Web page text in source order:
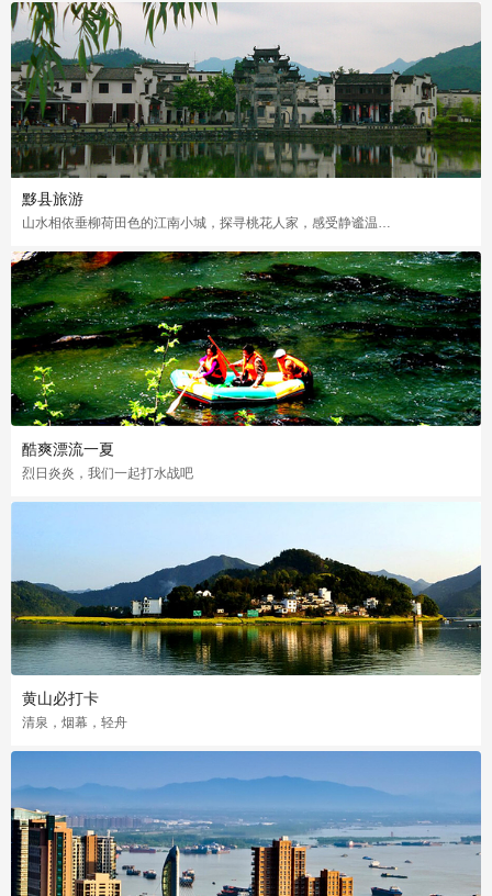
黟县旅游
山水相依垂柳荷田色的江南小城，探寻桃花人家，感受静谧温馨田园生活
酷爽漂流一夏
烈日炎炎，我们一起打水战吧
黄山必打卡
清泉，烟幕，轻舟